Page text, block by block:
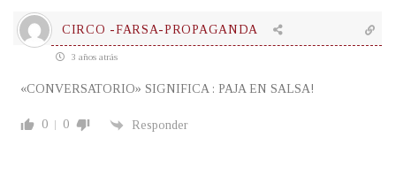
CIRCO -FARSA-PROPAGANDA
3 años atrás
«CONVERSATORIO» SIGNIFICA : PAJA EN SALSA!
0 0 Responder